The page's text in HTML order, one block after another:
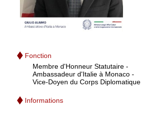
Fonction
Membre d'Honneur Statutaire -
Ambassadeur d'Italie à Monaco -
Vice-Doyen du Corps Diplomatique
Informations